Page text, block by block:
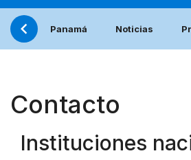
Panamá Noticias
Contacto
Instituciones